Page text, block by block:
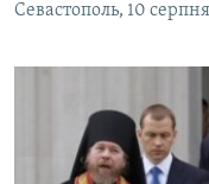
Севастополь, 10